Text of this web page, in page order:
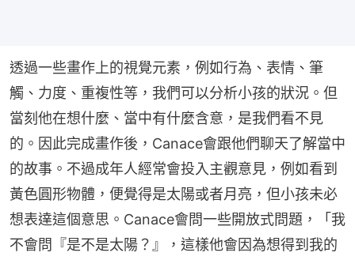
透過一些畫作上的視覺元素，例如行為、表情、筆
觸、力度、重複性等，我們可以分析小孩的狀況。但
當刻他在想什麼、當中有什麼含意，是我們看不見
的。因此完成畫作後，Canace會跟他們聊天了解當中
的故事。不過成年人經常會投入主觀意見，例如看到
黃色圓形物體，便覺得是太陽或者月亮，但小孩未必
想表達這個意思。Canace會問一些開放式問題，「我
不會問『是不是太陽？』，這樣他會因為想得到我的